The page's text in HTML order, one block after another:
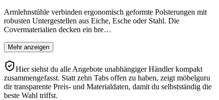
Armlehnstühle verbinden ergonomisch geformte Polsterungen mit
robusten Untergestellen aus Eiche, Esche oder Stahl. Die
Covermaterialien decken ein bre…
Mehr anzeigen
Hier siehst du alle Angebote unabhängiger Händler kompakt
zusammengefasst. Statt zehn Tabs offen zu haben, zeigt möbelguru
dir transparente Preis- und Materialdaten, damit du selbstständig die
beste Wahl triffst.